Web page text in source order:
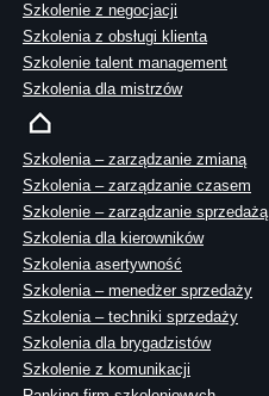
Szkolenie z negocjacji
Szkolenia z obsługi klienta
Szkolenie talent management
Szkolenia dla mistrzów
Szkolenia – zarządzanie zmianą
Szkolenia – zarządzanie czasem
Szkolenie – zarządzanie sprzedażą
Szkolenia dla kierowników
Szkolenia asertywność
Szkolenia – menedżer sprzedaży
Szkolenia – techniki sprzedaży
Szkolenia dla brygadzistów
Szkolenie z komunikacji